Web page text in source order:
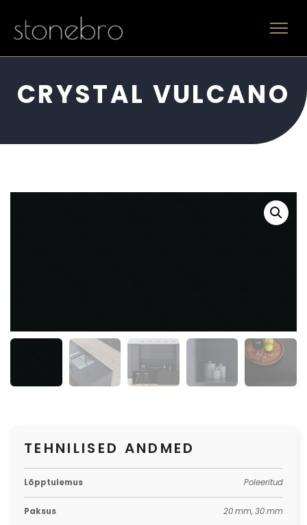
CRYSTAL VULCANO
TEHNILISED ANDMED
Lõpptulemus Poleeritud
Paksus 20 mm, 30 mm